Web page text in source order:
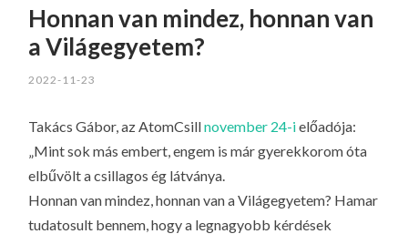
CS
O
KI
Honnan van mindez, honnan van
a Világegyetem?
2022-11-23
Takács Gábor, az AtomCsillnovember 24-ielőadója:
„Mint sok más embert, engem is már gyerekkorom óta
elbűvölt a csillagos ég látványa.
Honnan van mindez, honnan van a Világegyetem? Hamar
tudatosult bennem, hogy a legnagyobb kérdések